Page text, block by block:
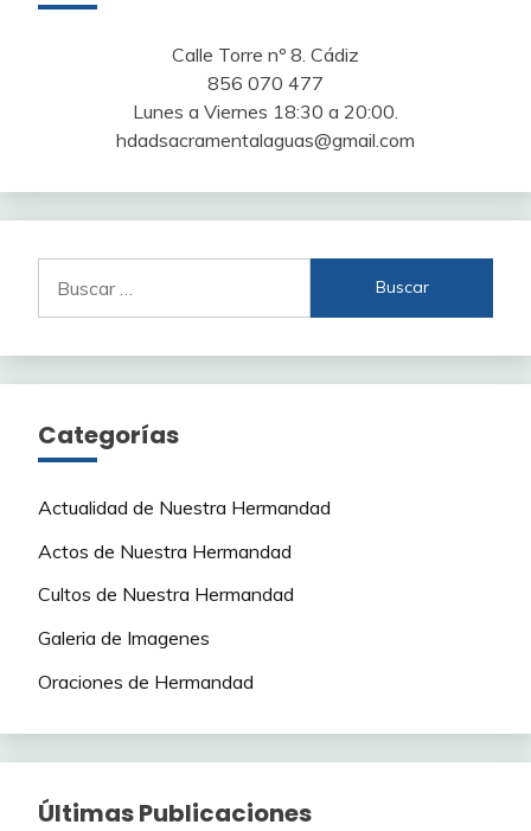
Calle Torre nº 8. Cádiz
856 070 477
Lunes a Viernes 18:30 a 20:00.
hdadsacramentalaguas@gmail.com
Categorías
Actualidad de Nuestra Hermandad
Actos de Nuestra Hermandad
Cultos de Nuestra Hermandad
Galeria de Imagenes
Oraciones de Hermandad
Últimas Publicaciones